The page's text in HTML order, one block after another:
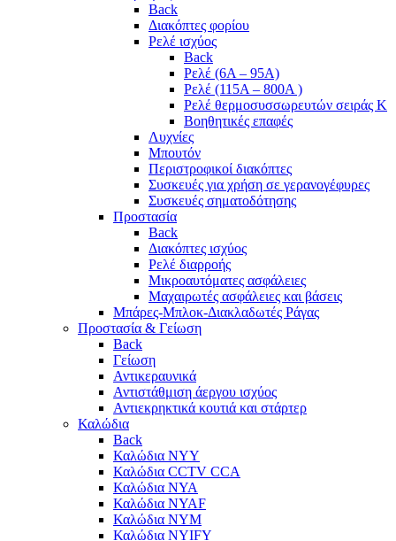
Back
Διακόπτες φορίου
Ρελέ ισχύος
Back
Ρελέ (6A – 95A)
Ρελέ (115A – 800A )
Ρελέ θερμοσυσσωρευτών σειράς Κ
Βοηθητικές επαφές
Λυχνίες
Μπουτόν
Περιστροφικοί διακόπτες
Συσκευές για χρήση σε γερανογέφυρες
Συσκευές σηματοδότησης
Προστασία
Back
Διακόπτες ισχύος
Ρελέ διαρροής
Μικροαυτόματες ασφάλειες
Μαχαιρωτές ασφάλειες και βάσεις
Μπάρες-Μπλοκ-Διακλαδωτές Ράγας
Προστασία & Γείωση
Back
Γείωση
Αντικεραυνικά
Αντιστάθμιση άεργου ισχύος
Αντιεκρηκτικά κουτιά και στάρτερ
Καλώδια
Back
Καλώδια NYY
Καλώδια CCTV CCA
Καλώδια NYA
Καλώδια NYAF
Καλώδια NYΜ
Καλώδια ΝΥΙFY